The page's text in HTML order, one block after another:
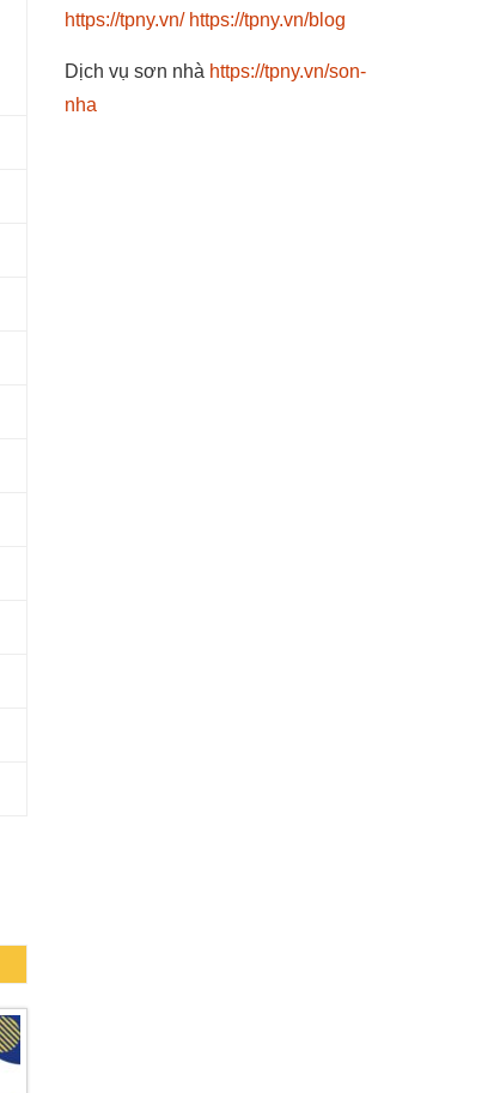
https://tpny.vn/ https://tpny.vn/blog
Dịch vụ sơn nhà https://tpny.vn/son-
nha